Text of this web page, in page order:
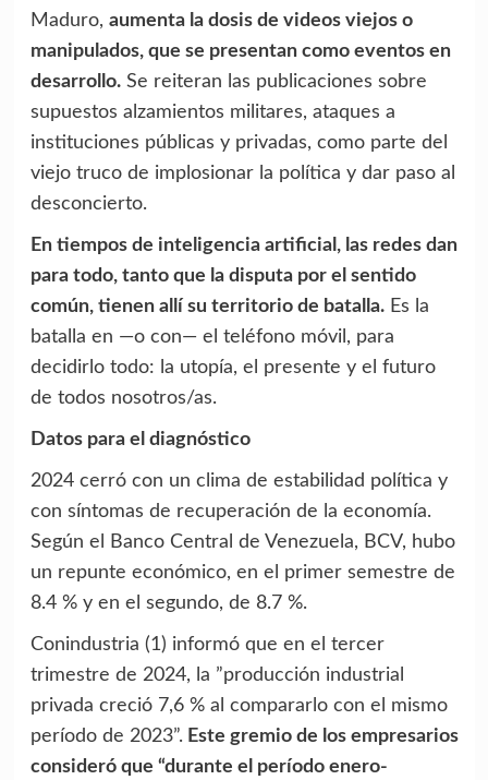
Maduro, aumenta la dosis de videos viejos o
manipulados, que se presentan como eventos en
desarrollo.Se reiteran las publicaciones sobre
supuestos alzamientos militares, ataques a
instituciones públicas y privadas, como parte del
viejo truco de implosionar la política y dar paso al
desconcierto.
En tiempos de inteligencia artificial, las redes dan
para todo, tanto que la disputa por el sentido
común, tienen allí su territorio de batalla.Es la
batalla en —o con— el teléfono móvil, para
decidirlo todo: la utopía, el presente y el futuro
de todos nosotros/as.
Datos para el diagnóstico
2024 cerró con un clima de estabilidad política y
con síntomas de recuperación de la economía.
Según el Banco Central de Venezuela, BCV, hubo
un repunte económico, en el primer semestre de
8.4 % y en el segundo, de 8.7 %.
Conindustria (1) informó que en el tercer
trimestre de 2024, la ”producción industrial
privada creció 7,6 % al compararlo con el mismo
período de 2023”. Este gremio de los empresarios
consideró que “durante el período enero-